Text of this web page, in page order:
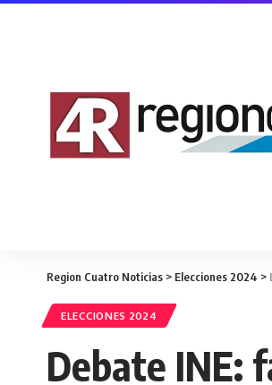
Region Cuatro Noticias > Elecciones 2024 >
ELECCIONES 2024
Debate INE: